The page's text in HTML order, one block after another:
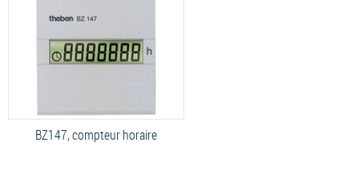
BZ147, compteur horaire